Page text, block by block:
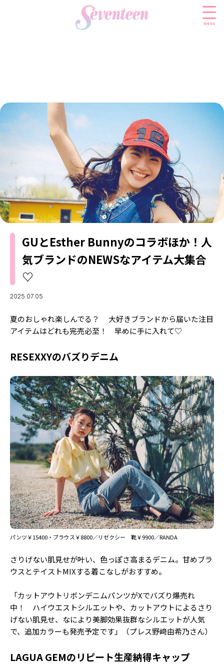
menu
FASHION
ファッションニュース
モデル私服
BEAUTY
ビューティニュース
トレンドメイク
ベストコスメ
ヘアアレンジ・ヘアケア
スキンケア
ボディケア
SCHOOL
スクールニュース
制服コーデ
学校ヘアメイク
勉強・受験・進路
ENTERTAINMENT
エンタメニュース
なにわ男子
K-POP
LIFESTYLE
ライフスタイルニュース
JKランキング・アワード
おでかけ
お悩み相談
JK TREND
JKトレンドニュース
MODELS
MODEL'S BLOG
TikTok
Instagram
FORTUNE
MISS SEVENTEEN
MAGAZINE
バックナンバー
INFORMATION
Seventeenについて
Follow us
ST member
新規会員登録・ログイン
GUとEsther Bunnyのコラボほか！人
気ブランドのNEWSなアイテム大集合
♡
2025.07.05
夏のおしゃれ楽しんでる？ 大好きブランドから届いた注目
アイテムはどれも完売必至！ 早めに手に入れて♡
RESEXXYのバズりデニム
パンツ￥15400・ブラウス￥8800／リゼクシー 靴￥9900／RANDA
さりげない肌見せが叶い、色っぽさ高まるデニム。甘めブラ
ウスとテイストMIXする着こなしがおすすめ。
「カットアウトリボンデニムパンツがXでバズり爆売れ
中！ ハイウエストシルエットや、カットアウトによるさり
げない肌見せ、なにより美脚効果抜群なシルエットが人気
で、追加カラーも発売予定です」（プレス野﨑由希乃さん）
LAGUA GEMのリピート生産納得キャップ